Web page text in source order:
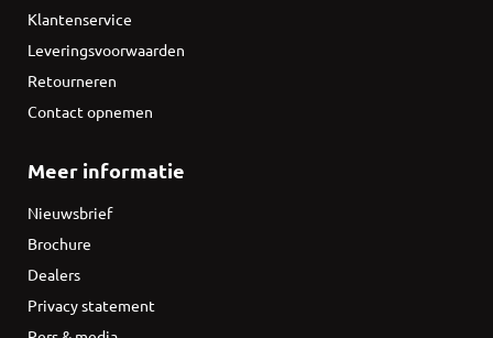
Klantenservice
Leveringsvoorwaarden
Retourneren
Contact opnemen
Meer informatie
Nieuwsbrief
Brochure
Dealers
Privacy statement